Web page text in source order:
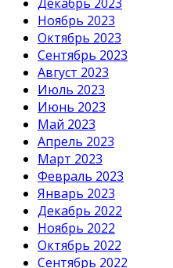
Ноябрь 2023
Октябрь 2023
Сентябрь 2023
Август 2023
Июль 2023
Июнь 2023
Май 2023
Апрель 2023
Март 2023
Февраль 2023
Январь 2023
Декабрь 2022
Ноябрь 2022
Октябрь 2022
Сентябрь 2022